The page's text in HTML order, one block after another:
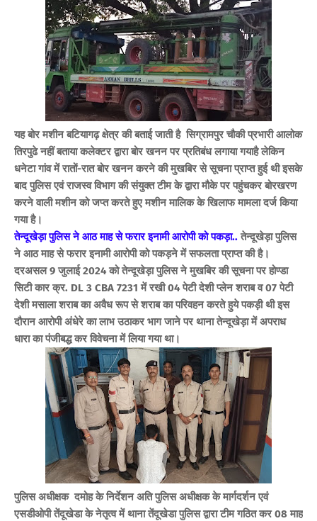
यह बोर मशीन बटियागढ़ क्षेत्र की बताई जाती है सिग्रामपुर चौकी प्रभारी आलोक
तिरपुढे नहीं बताया कलेक्टर द्वारा बोर खनन पर प्रतिबंध लगाया गयाहै लेकिन
धनेटा गांव में रातों-रात बोर खनन करने की मुखबिर से सूचना प्राप्त हुई थी इसके
बाद पुलिस एवं राजस्व विभाग की संयुक्त टीम के द्वारा मौके पर पहुंचकर बोरखरण
करने वाली मशीन को जप्त करते हुए मशीन मालिक के खिलाफ मामला दर्ज किया
गया है।
तेन्दूखेड़ा पुलिस ने आठ माह से फरार इनामी आरोपी को पकड़ा.. तेन्दूखेड़ा पुलिस
ने आठ माह से फरार इनामी आरोपी को पकड़ने में सफलता प्राप्त की है।
दरअसल 9 जुलाई 2024 कोतेन्दूखेड़ा पुलिस नेमुखबिर की सूचना पर होण्डा
सिटी कार क्र. DL 3 CBA 7231 में रखी 04 पेटी देशी प्लेन शराब व 07 पेटी
देशी मसाला शराब का अवैध रूप से शराब का परिवहन करते हुये पकड़ी थी इस
दौरान आरोपी अंधेरे का लाभ उठाकर भाग जाने पर थाना तेन्दूखेड़ा में अपराध
धारा का पंजीबद्ध कर विवेचना में लिया गया था।
पुलिस अधीक्षक दमोह के निर्देशन अति पुलिस अधीक्षक के मार्गदर्शन एवं
एसडीओपी तेंदूखेडा के नेतृत्व में थाना तेंदूखेडा पुलिस द्वारा टीम गठित कर 08 माह